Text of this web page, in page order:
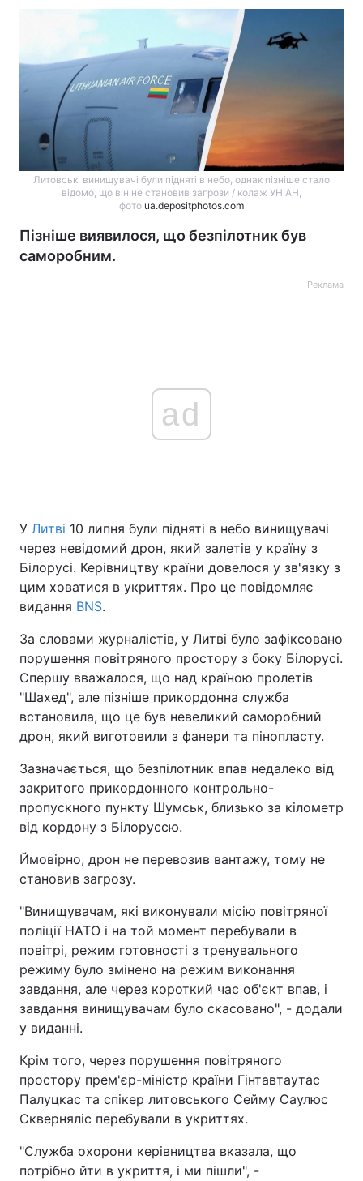
Литовські винищувачі були підняті в небо, однак пізніше стало
відомо, що він не становив загрози / колаж УНІАН,
фото ua.depositphotos.com
Пізніше виявилося, що безпілотник був
саморобним.
Реклама
ad
У Литві 10 липня були підняті в небо винищувачі
через невідомий дрон, який залетів у країну з
Білорусі. Керівництву країни довелося у зв'язку з
цим ховатися в укриттях. Про це повідомляє
видання BNS.
За словами журналістів, у Литві було зафіксовано
порушення повітряного простору з боку Білорусі.
Спершу вважалося, що над країною пролетів
"Шахед", але пізніше прикордонна служба
встановила, що це був невеликий саморобний
дрон, який виготовили з фанери та пінопласту.
Зазначається, що безпілотник впав недалеко від
закритого прикордонного контрольно-
пропускного пункту Шумськ, близько за кілометр
від кордону з Білоруссю.
Ймовірно, дрон не перевозив вантажу, тому не
становив загрозу.
"Винищувачам, які виконували місію повітряної
поліції НАТО і на той момент перебували в
повітрі, режим готовності з тренувального
режиму було змінено на режим виконання
завдання, але через короткий час об'єкт впав, і
завдання винищувачам було скасовано", - додали
у виданні.
Крім того, через порушення повітряного
простору прем'єр-міністр країни Гінтавтаутас
Палуцкас та спікер литовського Сейму Саулюс
Скверняліс перебували в укриттях.
"Служба охорони керівництва вказала, що
потрібно йти в укриття, і ми пішли", -